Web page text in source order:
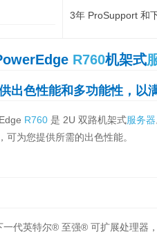
3年 ProSupport 和
R760机架式
出色性能和多功能性，以
R760 是 2U 双路机架式服务器
可为您提供所需的出色性能。
一代英特尔® 至强® 可扩展处理器